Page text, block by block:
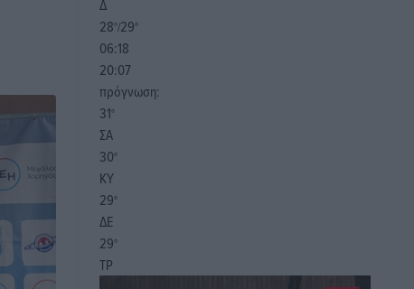
Δ
28°/29°
06:18
20:07
πρόγνωση:
31°
ΣΑ
30°
ΚΥ
29°
ΔΕ
29°
ΤΡ